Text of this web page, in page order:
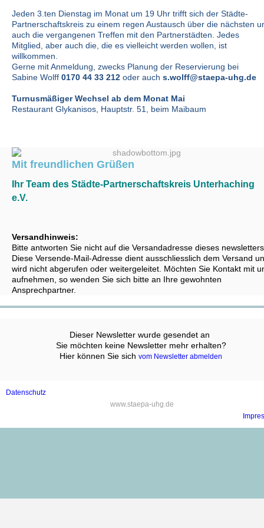
Jeden 3.ten Dienstag im Monat um 19 Uhr trifft sich der Städte-
Partnerschaftskreis zu einem regen Austausch über die nächsten
auch die vergangenen Treffen mit den Partnerstädten. Jedes
Mitglied, aber auch die, die es vielleicht werden wollen, ist
willkommen.
Gerne mit Anmeldung, zwecks Planung der Reservierung bei
Sabine Wolff 0170 44 33 212 oder auch s.wolff@staepa-uhg.de
Turnusmäßiger Wechsel ab dem Monat Mai
Restaurant Glykanisos, Hauptstr. 51, beim Maibaum
‍Mit freundlichen Grüßen
Ihr Team des Städte-Partnerschaftskreis Unterhaching
e.V.
Versandhinweis:
Bitte antworten Sie nicht auf die Versandadresse dieses
Diese Versende-Mail-Adresse dient ausschliesslich dem Versand
wird nicht abgerufen oder weitergeleitet. Möchten Sie Kontakt mit
aufnehmen, so wenden Sie sich bitte an Ihre gewohnten
Ansprechpartner.
Dieser Newsletter wurde gesendet an ‍
Sie möchten keine Newsletter mehr erhalten?
Hier können Sie sich vom Newsletter abmelden
Datenschutz
‍www.staepa-uhg.de